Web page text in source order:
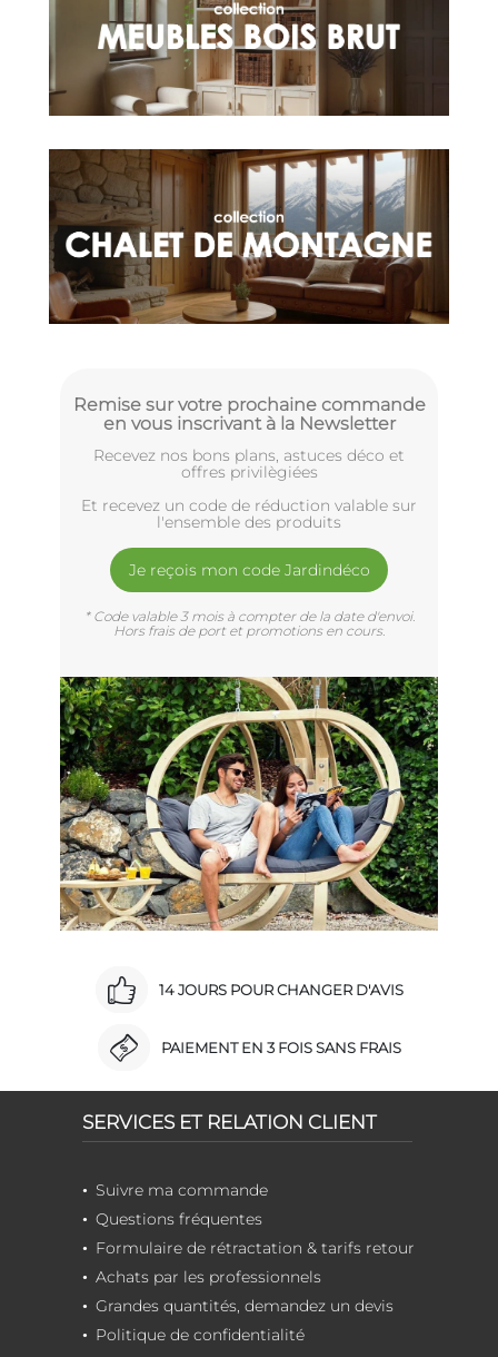
Remise sur votre prochaine commande
en vous inscrivant à la Newsletter
Recevez nos bons plans, astuces déco et
offres privilègiées
Et recevez un code de réduction valable sur
l'ensemble des produits
Je reçois mon code Jardindéco
* Code valable 3 mois à compter de la date d'envoi.
Hors frais de port et promotions en cours.
14 JOURS POUR CHANGER D'AVIS
PAIEMENT EN 3 FOIS SANS FRAIS
SERVICES ET RELATION CLIENT
Suivre ma commande
Questions fréquentes
Formulaire de rétractation & tarifs retour
Achats par les professionnels
Grandes quantités, demandez un devis
Politique de confidentialité